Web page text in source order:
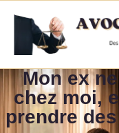
Mon ex
chez moi,
prendre